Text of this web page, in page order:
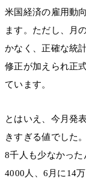
米国経済の雇用動
ます。ただし、月
かなく、正確な統
修正が加えられ正
ています。
とはいえ、今月発
きすぎる値でした
8千人も少なかっ
4000人、6月に14